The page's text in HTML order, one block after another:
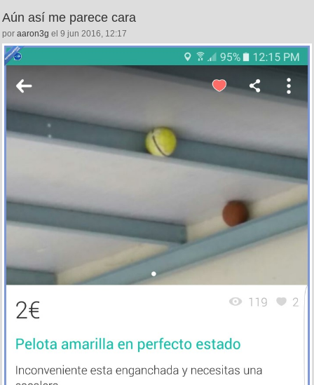
Aún así me parece cara
por aaron3g el 9 jun 2016, 12:17